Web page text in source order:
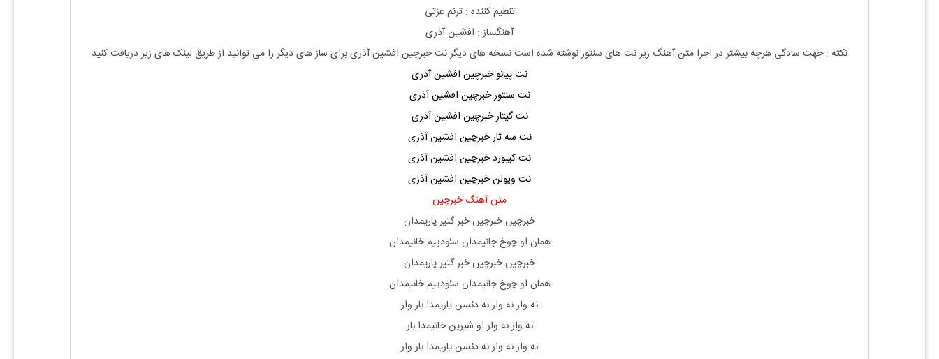
تنظیم کننده : ترنم عزتی
آهنگساز : افشین آذری
نکته : جهت سادگی هرچه بیشتر در اجرا متن آهنگ زیر نت های سنتور نوشته شده است نسخه های دیگر نت خبرچین افشین آذری برای ساز های دیگر را می توانید از طریق لینک های زیر دریافت کنید
نت پیانو خبرچین افشین آذری
نت سنتور خبرچین افشین آذری
نت گیتار خبرچین افشین آذری
نت سه تار خبرچین افشین آذری
نت کیبورد خبرچین افشین آذری
نت ویولن خبرچین افشین آذری
متن آهنگ خبرچین
ﺧﺒﺮﭼﻴﻦ ﺧﺒﺮﭼﻴﻦ ﺧﺒﺮ ﮔﺘﻴﺮ ﻳﺎرﻳﻤﺪان
ﻫﻤﺎن او ﭼﻮخ ﺟﺎﻧﻴﻤﺪان ﺳﺌﻮدﻳﻴﻢ ﺧﺎﻧﻴﻤﺪان
ﺧﺒﺮﭼﻴﻦ ﺧﺒﺮﭼﻴﻦ ﺧﺒﺮ ﮔﺘﻴﺮ ﻳﺎرﻳﻤﺪان
ﻫﻤﺎن او ﭼﻮخ ﺟﺎﻧﻴﻤﺪان ﺳﺌﻮدﻳﻴﻢ ﺧﺎﻧﻴﻤﺪان
ﻧﻪ وار ﻧﻪ وار ﻧﻪ دﺋﺴﻦ ﻳﺎرﻳﻤﺪا ﺑﺎر وار
ﻧﻪ وار ﻧﻪ وار او ﺷﻴﺮﻳﻦ ﺧﺎﻧﻴﻤﺪا ﺑﺎر
ﻧﻪ وار ﻧﻪ وار ﻧﻪ دﺋﺴﻦ ﻳﺎرﻳﻤﺪا ﺑﺎر وار